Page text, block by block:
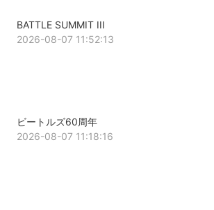
BATTLE SUMMIT III
2026-08-07 11:52:13
ビートルズ60周年
2026-08-07 11:18:16